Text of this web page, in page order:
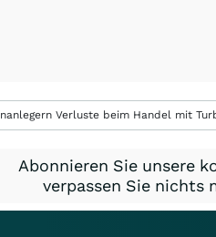
Verluste beim Handel mit
Abonnieren Sie unsere
verpassen Sie nichts